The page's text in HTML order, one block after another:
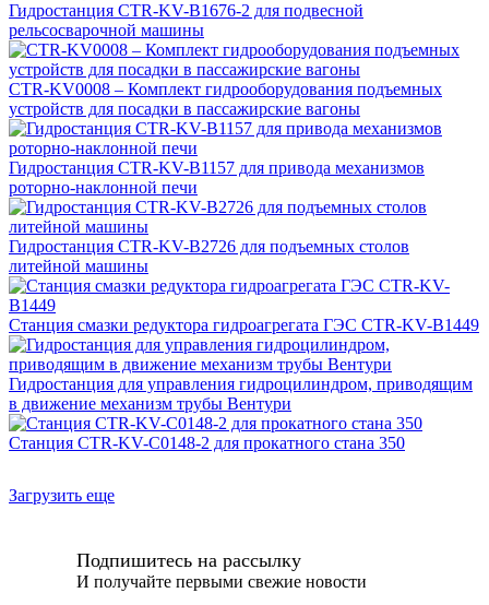
Гидростанция CTR-KV-B1676-2 для подвесной
рельсосварочной машины
CTR-KV0008 – Комплект гидрооборудования подъемных
устройств для посадки в пассажирские вагоны
Гидростанция CTR-KV-B1157 для привода механизмов
роторно-наклонной печи
Гидростанция CTR-KV-B2726 для подъемных столов
литейной машины
Станция смазки редуктора гидроагрегата ГЭС CTR-KV-B1449
Гидростанция для управления гидроцилиндром, приводящим
в движение механизм трубы Вентури
Станция CTR-KV-C0148-2 для прокатного стана 350
Загрузить еще
Подпишитесь на рассылку
И получайте первыми свежие новости